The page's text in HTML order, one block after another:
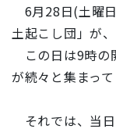
6月28日(土曜
土起こし団」が
この日は9時の
が続々と集まって
それでは、当日